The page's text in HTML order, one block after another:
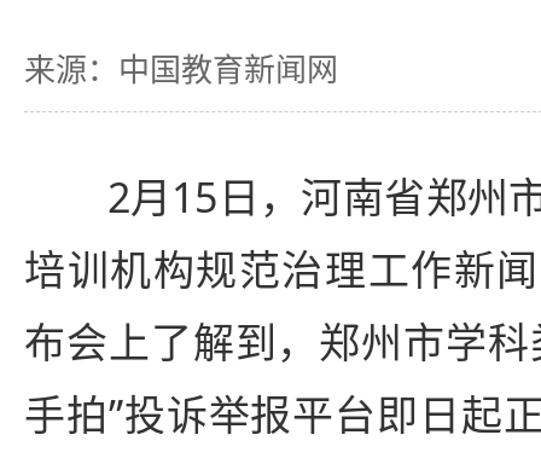
来源：中国教育新闻网
2月15日，河南省郑州
培训机构规范治理工作新
布会上了解到，郑州市学
手拍”投诉举报平台即日起